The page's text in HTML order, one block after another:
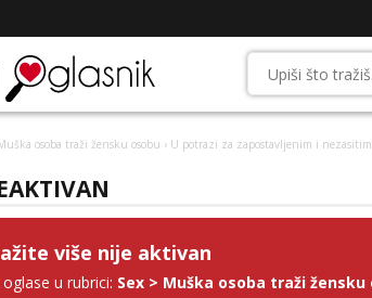
osoba traži žensku osobu › U potrazi za zapostavljenim i
više nije aktivan
u rubrici: Sex > Muška osoba traži žensku